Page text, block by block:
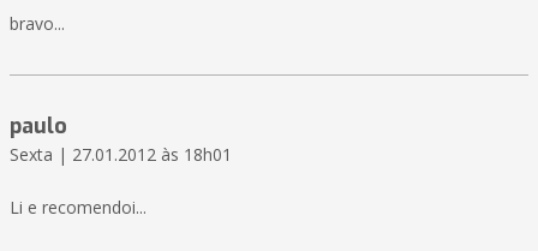
bravo...
paulo
Sexta | 27.01.2012 às 18h01
Li e recomendoi...